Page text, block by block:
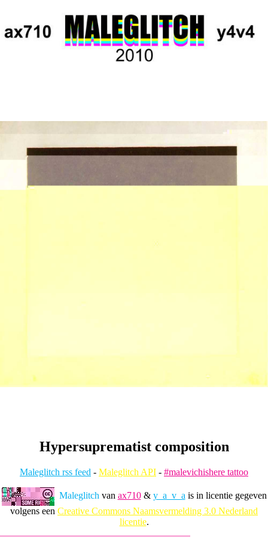
Hypersuprematist composition
Maleglitch rss feed - Maleglitch API - #malevichishere tattoo
Maleglitch van ax710& y_a_v_a is in licentie gegeven
volgens een Creative Commons Naamsvermelding 3.0 Nederland
licentie.